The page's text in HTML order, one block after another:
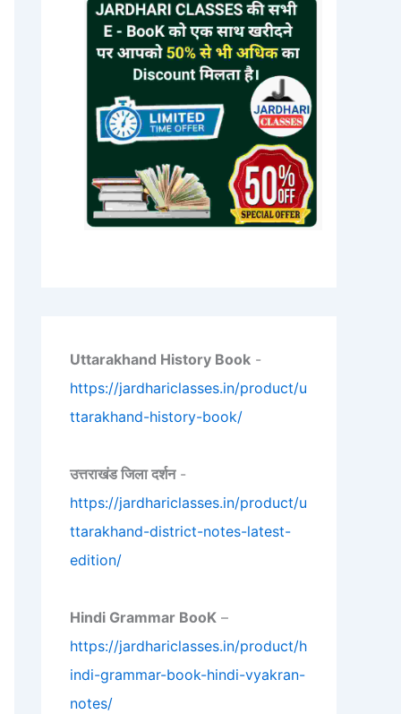
Uttarakhand History Book -
https://jardhariclasses.in/product/u
ttarakhand-history-book/
उत्तराखंड जिला दर्शन-
https://jardhariclasses.in/product/u
ttarakhand-district-notes-latest-
edition/
Hindi Grammar BooK –
https://jardhariclasses.in/product/h
indi-grammar-book-hindi-vyakran-
notes/